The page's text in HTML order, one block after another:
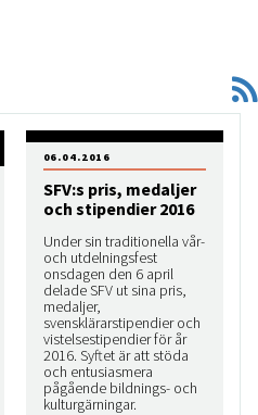
SFV:s pris, medaljer
och stipendier 2016
Under sin traditionella vår-
och utdelningsfest
onsdagen den 6 april
delade SFV ut sina pris,
medaljer,
svensklärarstipendier och
vistelsestipendier för år
2016. Syftet är att stöda
och entusiasmera
pågående bildnings- och
kulturgärningar.
06.04.2016